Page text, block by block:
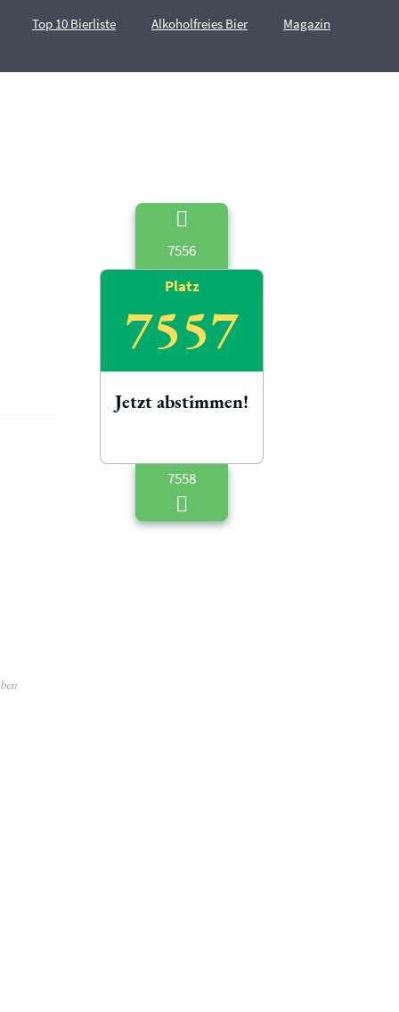
Top 10 Bierliste Alkoholfreies Bier Magazin
7556
Platz
7557
Jetzt abstimmen!
7558